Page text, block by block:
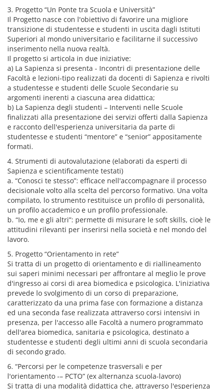
3. Progetto “Un Ponte tra Scuola e Università”
Il Progetto nasce con l'obiettivo di favorire una migliore
transizione di studentesse e studenti in uscita dagli Istituti
Superiori al mondo universitario e facilitarne il successivo
inserimento nella nuova realtà.
Il progetto si articola in due iniziative:
a) La Sapienza si presenta - Incontri di presentazione delle
Facoltà e lezioni-tipo realizzati da docenti di Sapienza e rivolti
a studentesse e studenti delle Scuole Secondarie su
argomenti inerenti a ciascuna area didattica;
b) La Sapienza degli studenti – Interventi nelle Scuole
finalizzati alla presentazione dei servizi offerti dalla Sapienza
e racconto dell'esperienza universitaria da parte di
studentesse e studenti “mentore” e “senior” appositamente
formati.
4. Strumenti di autovalutazione (elaborati da esperti di
Sapienza e scientificamente testati)
a. “Conosci te stesso”: efficace nell'accompagnare il processo
decisionale volto alla scelta del percorso formativo. Una volta
compilato, lo strumento restituisce un profilo di personalità,
un profilo accademico e un profilo professionale.
b. “Io, me e gli altri”: permette di misurare le soft skills, cioè le
attitudini rilevanti per inserirsi nella società e nel mondo del
lavoro.
5. Progetto “Orientamento in rete”
Si tratta di un progetto di orientamento e di riallineamento
sui saperi minimi necessari per affrontare al meglio le prove
d'ingresso ai corsi di area biomedica e psicologica. L'iniziativa
prevede lo svolgimento di un corso di preparazione,
caratterizzato da una prima fase con formazione a distanza
ed una seconda fase realizzata attraverso corsi intensivi in
presenza, per l'accesso alle Facoltà a numero programmato
dell'area biomedica, sanitaria e psicologica, destinato a
studentesse e studenti degli ultimi anni di scuola secondaria
di secondo grado.
6. “Percorsi per le competenze trasversali e per
l'orientamento -– PCTO” (ex alternanza scuola-lavoro)
Si tratta di una modalità didattica che, attraverso l'esperienza